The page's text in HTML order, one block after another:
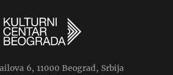
6, 11000 Beograd, Srbija